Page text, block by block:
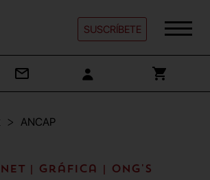
SUSCRÍBETE
ANCAP
| Gráfica | Ong's